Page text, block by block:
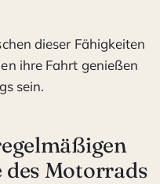
dieser Fähigkeiten
ihre Fahrt genießen
sein.
Motorrads